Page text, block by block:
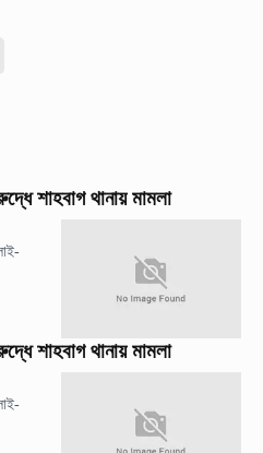
শাহবাগ থানায় মামলা
শাহবাগ থানায় মামলা